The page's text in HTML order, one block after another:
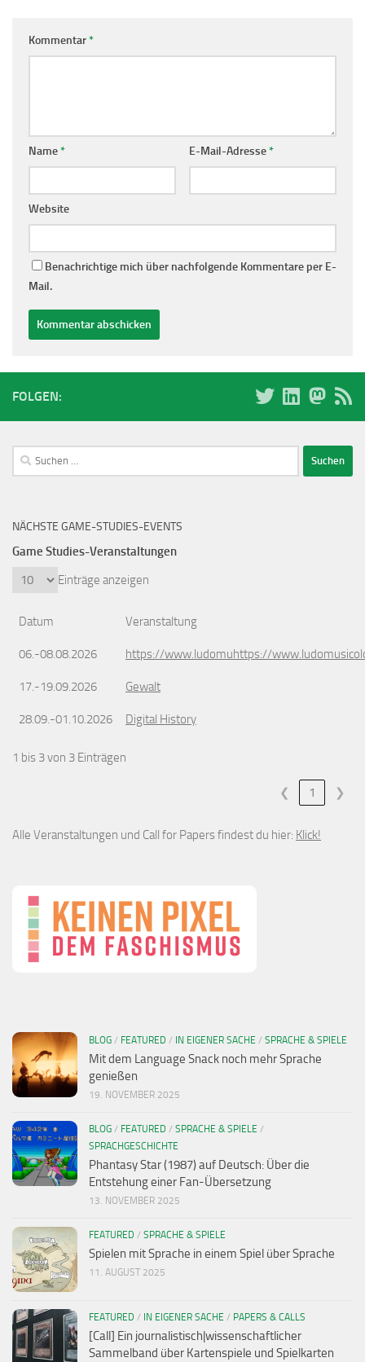
Kommentar*
Name* E-Mail-Adresse*
Website
Benachrichtige mich über nachfolgende Kommentare per E-
Mail.
FOLGEN:
Suchen
nach:
NÄCHSTE GAME-STUDIES-EVENTS
Game Studies-Veranstaltungen
Einträge anzeigen
Datum Veranstaltung
06.-08.08.2026 https://www.ludomuhttps://
17.-19.09.2026 Gewalt
28.09.-01.10.2026 Digital History
1 bis 3 von 3 Einträgen
❮ 1 ❯
Alle Veranstaltungen und Call for Papers findest du hier: Klick!
BLOG / FEATURED / IN EIGENER SACHE / SPRACHE & SPIELE
Mit dem Language Snack noch mehr Sprache
genießen
19. NOVEMBER 2025
BLOG / FEATURED / SPRACHE & SPIELE /
SPRACHGESCHICHTE
Phantasy Star (1987) auf Deutsch: Über die
Entstehung einer Fan-Übersetzung
13. NOVEMBER 2025
FEATURED / SPRACHE & SPIELE
Spielen mit Sprache in einem Spiel über Sprache
11. AUGUST 2025
FEATURED / IN EIGENER SACHE / PAPERS & CALLS
[Call] Ein journalistisch|wissenschaftlicher
Sammelband über Kartenspiele und Spielkarten